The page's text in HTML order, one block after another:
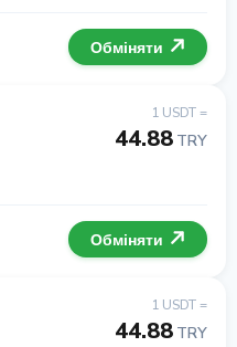
Обміняти
1 USDT =
44.88 TRY
Обміняти
1 USDT =
44.88 TRY